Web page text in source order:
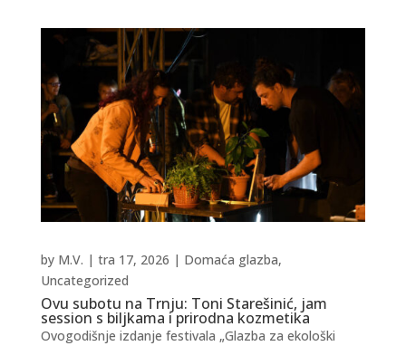
Ovu subotu na Trnju: Toni Starešinić, jam
session s biljkama i prirodna kozmetika
by M.V. | tra 17, 2026 | Domaća glazba,
Uncategorized
Ovogodišnje izdanje festivala „Glazba za ekološki